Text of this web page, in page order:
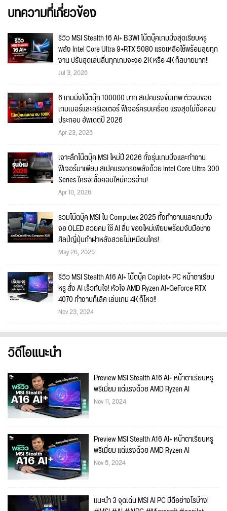
บทความที่เกี่ยวข้อง
รีวิว MSI Stealth 16 AI+ B3WI โน้ตบุ๊คเกมมิ่งสุดเรียบหรู
พลัง Intel Core Ultra 9+RTX 5080 แรงเหลือใช้พร้อมลุยทุก
งาน ปรับสุดเล่นลื่นทุกเกมจะจอ 2K หรือ 4K ก็สบายมาก!!
Jul 3, 2026
6 เกมมิ่งโน้ตบุ๊ก 100000 บาท สเปคแรงขั้นเทพ ตัวจบของ
เกมเมอร์และครีเอเตอร์ ฟีเจอร์ครบเครื่อง แรงสุดไม่ง้อคอม
ประกอบ อัพเดตปี 2026
Apr 23, 2026
เจาะลึกโน๊ตบุ๊ค MSI ใหม่ปี 2026 ทั้งรุ่นเกมมิ่งและทำงาน
ฟีเจอร์มาเพียบ สเปคแรงทรงพลังด้วย Intel Core Ultra 300
Series ใครจะซื้อคอมใหม่ควรอ่าน!
Apr 10, 2026
รวมโน๊ตบุ๊ค MSI ใน Computex 2025 ทั้งทำงานและเกมมิ่ง
จอ OLED สวยคม ใช้ AI ลื่น ของใหม่เพียบพร้อมจับมือช่าง
ศิลป์ญี่ปุ่นทำฝาหลังสวยไม่เหมือนใคร!
May 26, 2025
รีวิว MSI Stealth A16 AI+ โน๊ตบุ๊ค Copilot+ PC หน้าตาเรียบ
หรู สั่ง AI เร็วทันใจ! หัวใจ AMD Ryzen AI+GeForce RTX
4070 ทำงานก็เลิศ เล่นเกม 4K ก็ไหว!!
Nov 23, 2024
วิดีโอแนะนำ
Preview MSI Stealth A16 AI+ หน้าตาเรียบหรู
พรีเมี่ยม แต่แรงด้วย AMD Ryzen AI
Nov 11, 2024
Preview MSI Stealth A16 AI+ หน้าตาเรียบหรู
พรีเมี่ยม แต่แรงด้วย AMD Ryzen AI
Nov 5, 2024
แนะนำ 3 จุดเด่น MSI AI PC มีดีอย่างไรบ้าง!